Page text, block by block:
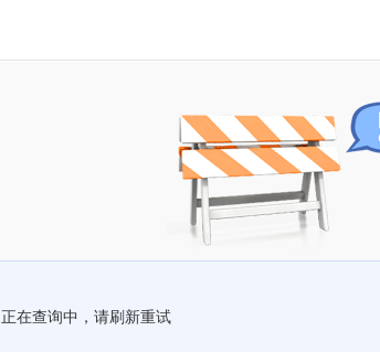
正在查询中，请刷新重试